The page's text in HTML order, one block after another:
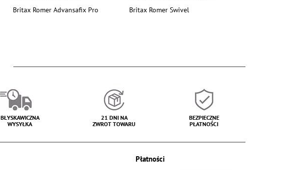
Britax Romer Advansafix Pro
Britax Romer Swivel
BŁYSKAWICZNA
WYSYŁKA
21 DNI NA
ZWROT TOWARU
BEZPIECZNE
PŁATNOŚCI
Płatności